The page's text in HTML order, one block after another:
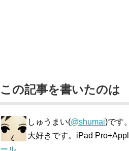
この記事を書いたのは
しゅうまい(@shumai)です
大好きです。iPad